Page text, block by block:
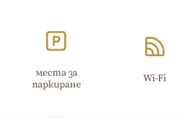
места за
паркиране
Wi-Fi​